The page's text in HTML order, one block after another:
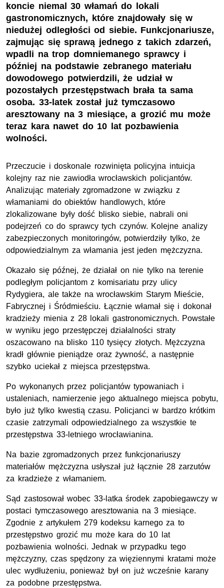
koncie niemal 30 włamań do lokali
gastronomicznych, które znajdowały się w
niedużej odległości od siebie. Funkcjonariusze,
zajmując się sprawą jednego z takich zdarzeń,
wpadli na trop domniemanego sprawcy i
później na podstawie zebranego materiału
dowodowego potwierdzili, że udział w
pozostałych przestępstwach brała ta sama
osoba. 33-latek został już tymczasowo
aresztowany na 3 miesiące, a grozić mu może
teraz kara nawet do 10 lat pozbawienia
wolności.
Przeczucie i doskonale rozwinięta policyjna intuicja
kolejny raz nie zawiodła wrocławskich policjantów.
Analizując materiały zgromadzone w związku z
włamaniami do obiektów handlowych, które
zlokalizowane były dość blisko siebie, nabrali oni
podejrzeń co do sprawcy tych czynów. Kolejne analizy
zabezpieczonych monitoringów, potwierdziły tylko, że
odpowiedzialnym za włamania jest jeden mężczyzna.
Okazało się późnej, że działał on nie tylko na terenie
podległym policjantom z komisariatu przy ulicy
Rydygiera, ale także na wrocławskim Starym Mieście,
Fabrycznej i Śródmieściu. Łącznie włamał się i dokonał
kradzieży mienia z 28 lokali gastronomicznych. Powstałe
w wyniku jego przestępczej działalności straty
oszacowano na blisko 110 tysięcy złotych. Mężczyzna
kradł głównie pieniądze oraz żywność, a następnie
szybko uciekał z miejsca przestępstwa.
Po wykonanych przez policjantów typowaniach i
ustaleniach, namierzenie jego aktualnego miejsca pobytu,
było już tylko kwestią czasu. Policjanci w bardzo krótkim
czasie zatrzymali odpowiedzialnego za wszystkie te
przestępstwa 33-letniego wrocławianina.
Na bazie zgromadzonych przez funkcjonariuszy
materiałów mężczyzna usłyszał już łącznie 28 zarzutów
za kradzieże z włamaniem.
Sąd zastosował wobec 33-latka środek zapobiegawczy w
postaci tymczasowego aresztowania na 3 miesiące.
Zgodnie z artykułem 279 kodeksu karnego za to
przestępstwo grozić mu może kara do 10 lat
pozbawienia wolności. Jednak w przypadku tego
mężczyzny, czas spędzony za więziennymi kratami może
ulec wydłużeniu, ponieważ był on już wcześnie karany
za podobne przestępstwa.